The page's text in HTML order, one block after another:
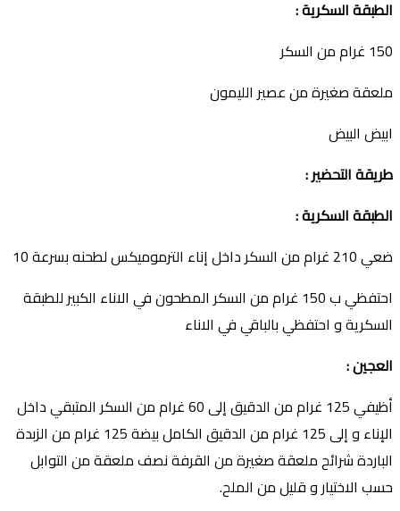
الطبقة السكرية:
150 غرام من السكر
ملعقة صغيرة من عصير الليمون
ابيض البيض
طريقة التحضير:
الطبقة السكرية:
ضعي 210 غرام من السكر داخل إناء الترموميكس لطحنه بسرعة 10
احتفظي ب 150 غرام من السكر المطحون في الاناء الكبير للطبقة
السكرية و احتفظي بالباقي في الاناء
العجين:
أظيفي
125 غرام من الدقيق إلى 60 غرام من السكر المتبقي داخل
اﻹناء و إلى 125 غرام من الدقيق الكامل بيضة 125 غرام من الزبدة
الباردة شرائح ملعقة صغيرة من القرفة نصف ملعقة من التوابل
حسب الاختيار و قليل من الملح.